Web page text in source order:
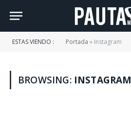
ESTAS VIENDO : Portada » Instagram
BROWSING: INSTAGRAM